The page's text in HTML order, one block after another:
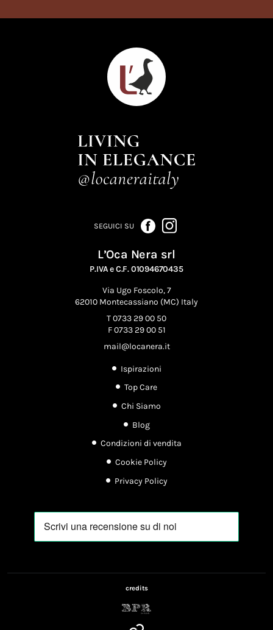
SEGUICI SU
L’Oca Nera srl
P.IVA e C.F. 01094670435
Via Ugo Foscolo, 7
62010 Montecassiano (MC) Italy
T 0733 29 00 50
F 0733 29 00 51
mail@locanera.it
Ispirazioni
Top Care
Chi Siamo
Blog
Condizioni di vendita
Cookie Policy
Privacy Policy
credits